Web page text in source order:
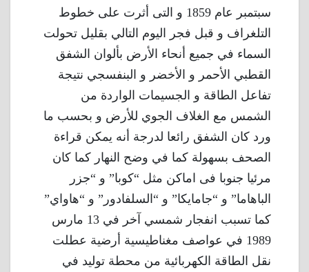
سبتمبر عام 1859 و التى أثرت على خطوط
التلغراف و قبل فجر اليوم التالي بقليل تحولت
السماء في جميع أنحاء الأرض بألوان الشفق
القطبي الأحمر و الأخضر و البنفسجي نتيجة
تفاعل الطاقة و الجسيمات الواردة من
الشمس مع الغلاف الجوي للأرض و بحسب ما
ورد كان الشفق رائعا لدرجة أنه يمكن قراءة
الصحف بسهولة كما في وضح النهار كما كان
مرئيا جنوبا فى اماكن مثل “كوبا” و “جزر
الباهاما” و “جامايكا” و “السلفادور” و “هاواي”
كما تسبب انفجار شمسي آخر في 13 مارس
1989 في عواصف مغناطيسية أرضية عطلت
نقل الطاقة الكهربائية من محطة توليد في